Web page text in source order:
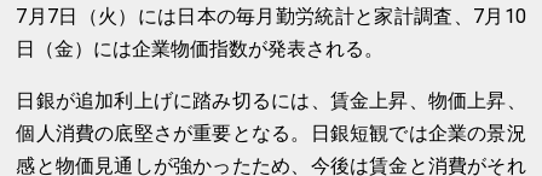
7月7日（火）には日本の毎月勤労統計と家計調査、7月10
日（金）には企業物価指数が発表される。
日銀が追加利上げに踏み切るには、賃金上昇、物価上昇、
個人消費の底堅さが重要となる。日銀短観では企業の景況
感と物価見通しが強かったため、今後は賃金と消費がそれ